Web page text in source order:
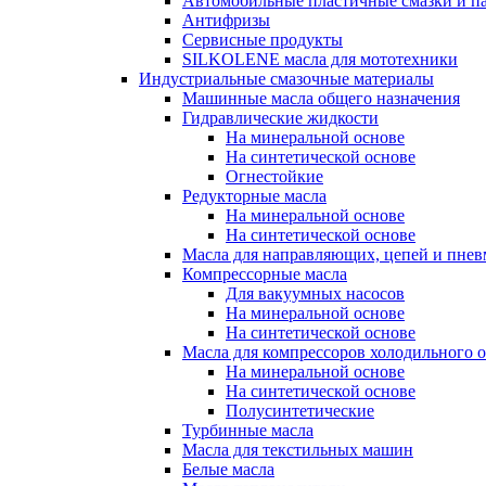
Антифризы
Сервисные продукты
SILKOLENE масла для мототехники
Индустриальные смазочные материалы
Машинные масла общего назначения
Гидравлические жидкости
На минеральной основе
На синтетической основе
Огнестойкие
Редукторные масла
На минеральной основе
На синтетической основе
Масла для направляющих, цепей и
Компрессорные масла
Для вакуумных насосов
На минеральной основе
На синтетической основе
Масла для компрессоров холодильного
На минеральной основе
На синтетической основе
Полусинтетические
Турбинные масла
Масла для текстильных машин
Белые масла